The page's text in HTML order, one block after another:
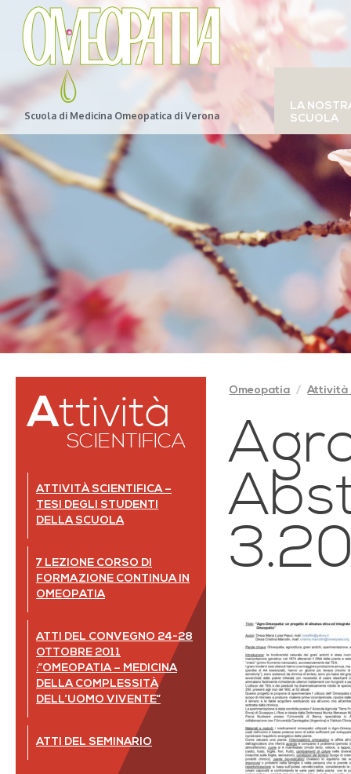
Scuola di Medicina Omeopatica di Verona
LA
SCUOLA
Omeopatia Attività
Attività
SCIENTIFICA
ATTIVITÀ SCIENTIFICA –
TESI DEGLI STUDENTI
DELLA SCUOLA
7 LEZIONE CORSO DI
FORMAZIONE CONTINUA IN
OMEOPATIA
ATTI DEL CONVEGNO 24-28
OTTOBRE 2011
:”OMEOPATIA – MEDICINA
DELLA COMPLESSITÀ
DELL’UOMO VIVENTE”
ATTI DEL SEMINARIO